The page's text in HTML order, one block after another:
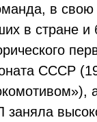
в свою
в стране и
СССР
заняла